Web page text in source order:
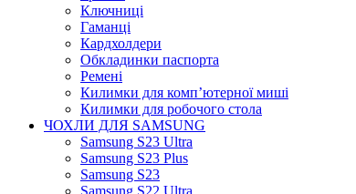
Ключниці
Гаманці
Кардхолдери
Обкладинки паспорта
Ремені
Килимки для комп’ютерної миші
Килимки для робочого стола
ЧОХЛИ ДЛЯ SAMSUNG
Samsung S23 Ultra
Samsung S23 Plus
Samsung S23
Samsung S22 Ultra